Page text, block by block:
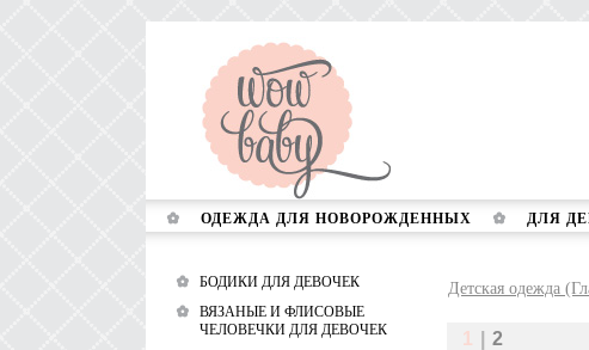
ОДЕЖДА ДЛЯ НОВОРОЖДЕННЫХ ДЛЯ
Детская одежда
1 2
БОДИКИ ДЛЯ ДЕВОЧЕК
ВЯЗАНЫЕ И ФЛИСОВЫЕ
ЧЕЛОВЕЧКИ ДЛЯ ДЕВОЧЕК